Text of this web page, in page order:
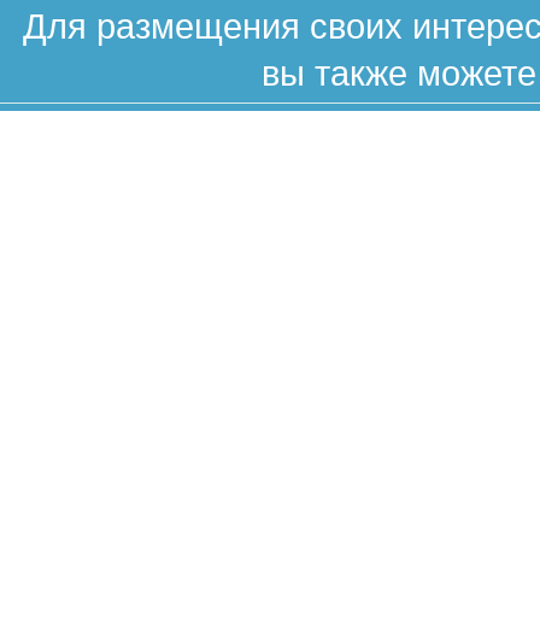
Для размещения своих
вы также